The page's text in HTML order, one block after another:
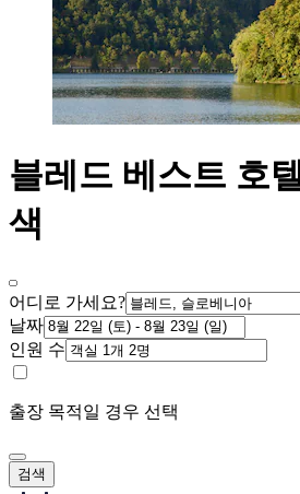
블레드 베스트 호
색
어디로 가세요?
날짜
인원 수
출장 목적일 경우 선택
검색